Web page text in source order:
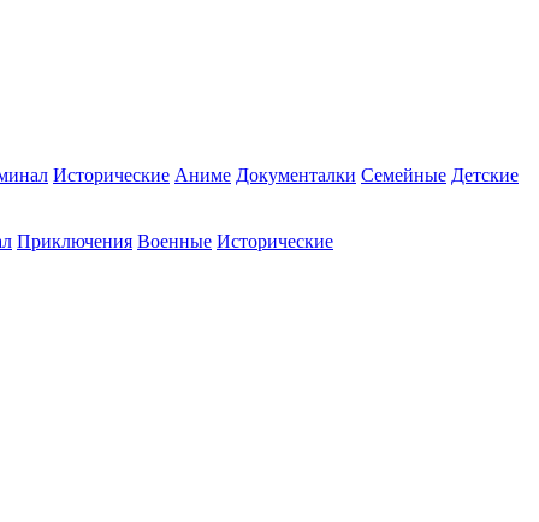
Исторические Аниме Документалки Семейные Детские
Приключения Военные Исторические